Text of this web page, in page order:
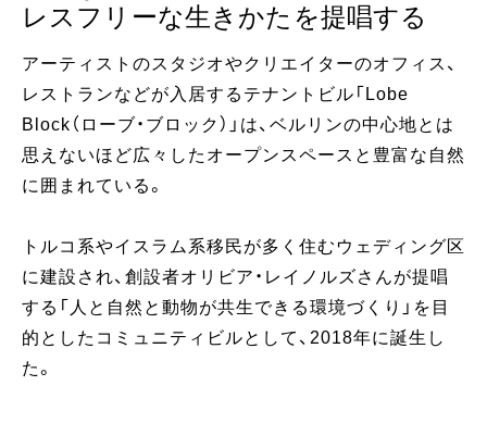
レスフリーな生きかたを提唱する
アーティストのスタジオやクリエイターのオフィス、
レストランなどが入居するテナントビル「Lobe
Block（ローブ・ブロック）」は、ベルリンの中心地とは
思えないほど広々したオープンスペースと豊富な自然
に囲まれている。
トルコ系やイスラム系移民が多く住むウェディング区
に建設され、創設者オリビア・レイノルズさんが提唱
する「人と自然と動物が共生できる環境づくり」を目
的としたコミュニティビルとして、2018年に誕生し
た。